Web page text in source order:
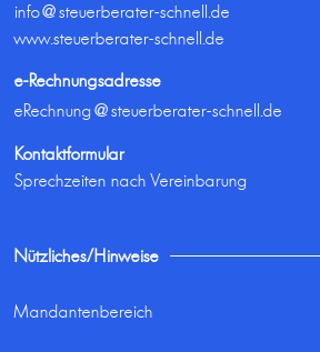
info@steuerberater-schnell.de
www.steuerberater-schnell.de
e-Rechnungsadresse
eRechnung@steuerberater-schnell.de
Kontaktformular
Sprechzeiten nach Vereinbarung
Nützliches/Hinweise
Mandantenbereich